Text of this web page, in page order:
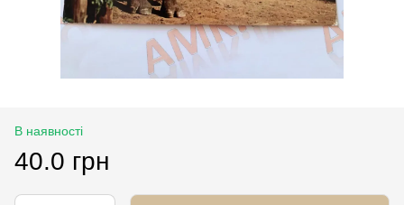
В наявності
40.0 грн